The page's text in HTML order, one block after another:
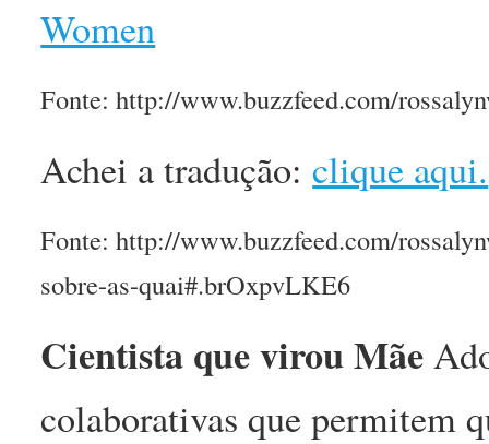
Women
Fonte: http://www.buzzfeed.com/
Achei a tradução:clique aqui.
Fonte: http://www.buzzfeed.com/
sobre-as-quai#.brOxpvLKE6
Cientista que virou Mãe
colaborativas que permitem